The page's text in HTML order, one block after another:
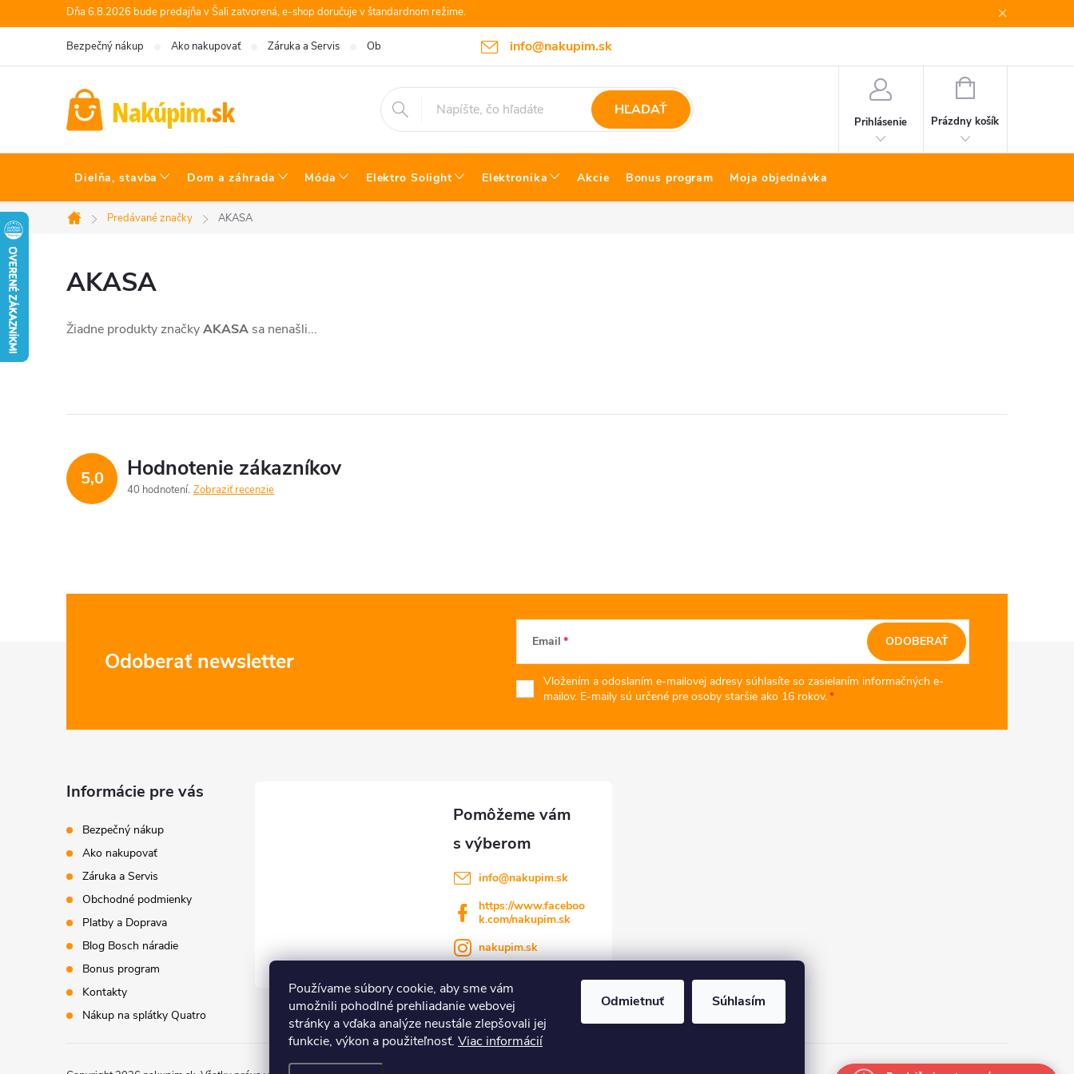
Používame súbory cookie, aby sme vám
umožnili pohodlné prehliadanie webovej
stránky a vďaka analýze neustále zlepšovali jej
funkcie, výkon a použiteľnosť. Viac informácií
Odmietnuť Súhlasím
na
Dňa 6.8.2026 bude predajňa v Šali zatvorená, e-shop doručuje v štandardnom režime.
info@nakupim.sk
Bezpečný nákup Ako nakupovať Záruka a Servis Obchodné podmienky Platby a Doprava Blog Bosch náradie
HĽADAŤ
Prihlásenie
NÁKUPNÝ
Prázdny košík
Dielňa, stavba Dom a záhrada Móda Elektro Solight Elektronika Akcie Bonus program Moja objednávka
Domov
Predávané značky AKASA
AKASA
Žiadne produkty značkyAKASA sa nenašli...
5,0 Hodnotenie zákazníkov
40 hodnotení Zobraziť recenzie
Odoberať newsletter
Email
Vložením a odoslaním e-mailovej adresy súhlasíte so zasielaním informačných e-
mailov. E-maily sú určené pre osoby staršie ako 16 rokov.
ODOBERAŤ
Informácie pre vás
Bezpečný nákup
Ako nakupovať
Záruka a Servis
Obchodné podmienky
Platby a Doprava
Blog Bosch náradie
Bonus program
Kontakty
Nákup na splátky Quatro
info@nakupim.sk
https://www.faceboo
k.com/nakupim.sk
nakupim.sk